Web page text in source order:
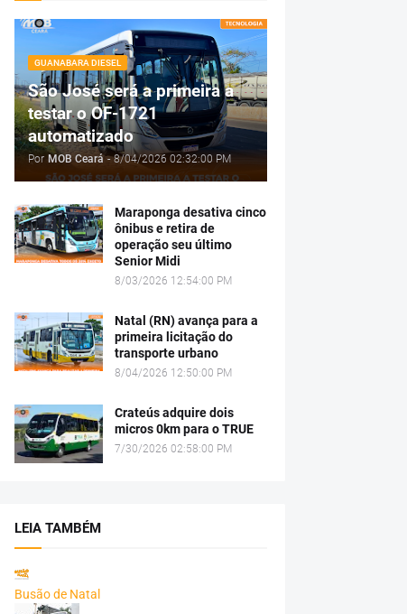
GUANABARA DIESEL
São José será a primeira a
testar o OF-1721
automatizado
Por MOB Ceará - 8/04/2026 02:32:00 PM
Maraponga desativa cinco
ônibus e retira de
operação seu último
Senior Midi
8/03/2026 12:54:00 PM
Natal (RN) avança para a
primeira licitação do
transporte urbano
8/04/2026 12:50:00 PM
Crateús adquire dois
micros 0km para o TRUE
7/30/2026 02:58:00 PM
LEIA TAMBÉM
Busão de Natal